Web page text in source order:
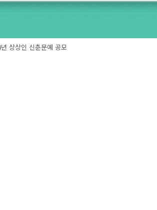
상상인 신춘문예 공모